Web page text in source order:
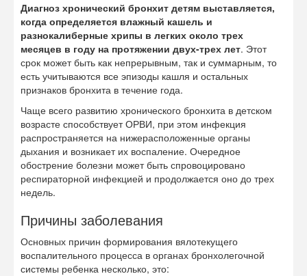
Диагноз хронический бронхит детям выставляется,
когда определяется влажный кашель и
разнокалиберные хрипы в легких около трех
месяцев в году на протяжении двух-трех лет. Этот
срок может быть как непрерывным, так и суммарным, то
есть учитываются все эпизоды кашля и остальных
признаков бронхита в течение года.
Чаще всего развитию хронического бронхита в детском
возрасте способствует ОРВИ, при этом инфекция
распространяется на нижерасположенные органы
дыхания и возникает их воспаление. Очередное
обострение болезни может быть спровоцировано
респираторной инфекцией и продолжается оно до трех
недель.
Причины заболевания
Основных причин формирования вялотекущего
воспалительного процесса в органах бронхолегочной
системы ребенка несколько, это: